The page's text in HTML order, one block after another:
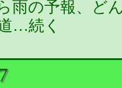
雨の予報、ど
…続く